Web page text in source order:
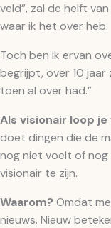
veld”, zal de helft
waar ik het over heb.
Toch ben ik ervan
begrijpt, over 10 jaar
toen al over had.”
Als visionair loop
doet dingen die de
nog niet voelt of nog
visionair te zijn.
Waarom? Omdat
nieuws. Nieuw